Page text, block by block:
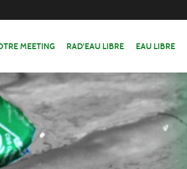
MEETING RAD'EAU LIBRE EAU LIBRE